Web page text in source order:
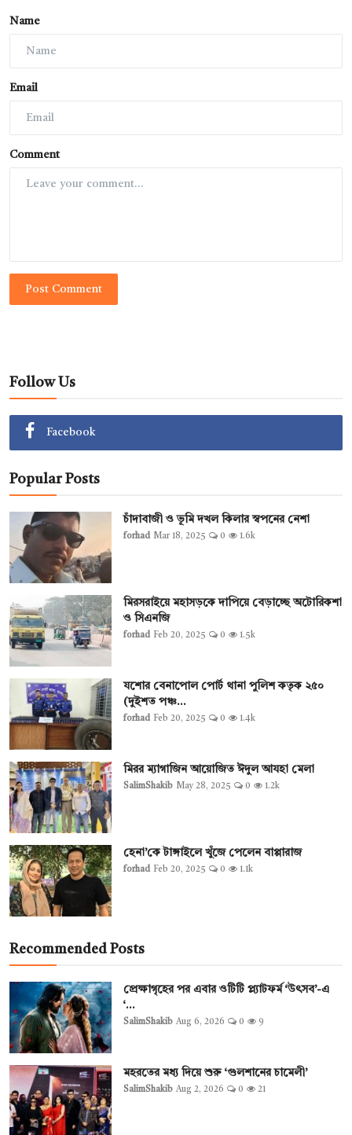
Name
Email
Comment
Post Comment
Follow Us
Facebook
Popular Posts
চাঁদাবাজী ও ভূমি দখল কিলার স্বপনের নেশা
forhad Mar 18, 2025 0 1.6k
মিরসরাইয়ে মহাসড়কে দাপিয়ে বেড়াচ্ছে অটোরিকশা
ও সিএনজি
forhad Feb 20, 2025 0 1.5k
যশোর বেনাপোল পোর্ট থানা পুলিশ কতৃক ২৫০
(দুইশত পঞ্চ...
forhad Feb 20, 2025 0 1.4k
মিরর ম্যাগাজিন আয়োজিত ঈদুল আযহা মেলা
SalimShakib May 28, 2025 0 1.2k
হেনা’কে টাঙ্গাইলে খুঁজে পেলেন বাপ্পারাজ
forhad Feb 20, 2025 0 1.1k
Recommended Posts
প্রেক্ষাগৃহের পর এবার ওটিটি প্ল্যাটফর্ম ‘উৎসব’-এ
‘...
SalimShakib Aug 6, 2026 0 9
মহরতের মধ্য দিয়ে শুরু ‘গুলশানের চামেলী’
SalimShakib Aug 2, 2026 0 21